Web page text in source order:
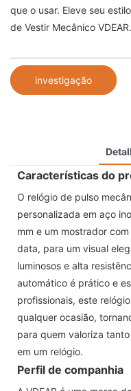
que o usar. Eleve seu
de Vestir Mecânico VDEAR.
investigação
Características do
O relógio de pulso
personalizada em aço
mm e um mostrador
data, para um visual
luminosos e alta
automático é prático e
profissionais, este
qualquer ocasião,
para quem valoriza
em um relógio.
Perfil de companhia